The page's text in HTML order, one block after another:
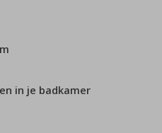
in je badkamer